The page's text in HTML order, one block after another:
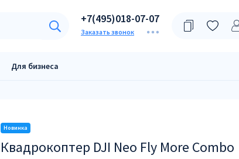
+7(495)018-07-07
Заказать звонок
Для бизнеса
Квадрокоптер DJI Neo Fly More Combo